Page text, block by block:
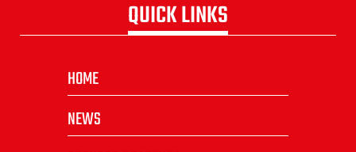
QUICK LINKS
HOME
NEWS